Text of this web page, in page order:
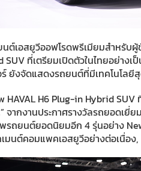
ต์เอสยูวีออฟโรดพรีเมียมสำหรับ
ที่เตรียมเปิดตัวในไทยอย่างเ
ยังจัดแสดงรถยนต์ที่มีเทคโนโลยี
HAVAL H6 Plug-in Hybrid SUV
จากงานประกาศรางวัลรถยอดเยี่
รถยนต์ยอดนิยมอีก 4 รุ่นอย่าง
มนต์คอมแพคเอสยูวีอย่างต่อเนื่อง,